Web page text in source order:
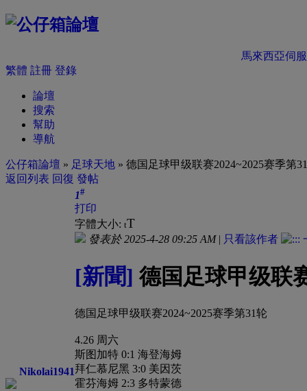
馬來西亞伺
繁體 註冊 登錄
論壇
搜索
幫助
導航
公仔箱論壇 » 足球天地 » 德国足球甲级联赛2024~2025赛季第
返回列表 回復 發帖
Nikolai1941
1#
打印
字體大小: tT
發表於 2025-4-28 09:25 AM| 只看該作者
[新聞] 德国足球甲级联
德国足球甲级联赛2024~2025赛季第31轮
4.26 周六
斯图加特 0:1 海登海姆
拜仁慕尼黑 3:0 美因茨
霍芬海姆 2:3 多特蒙德